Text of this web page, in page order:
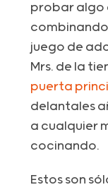
probar algo
juego de
Mrs. de la
puerta
delantales
a cualquier
cocinando.
Estos son